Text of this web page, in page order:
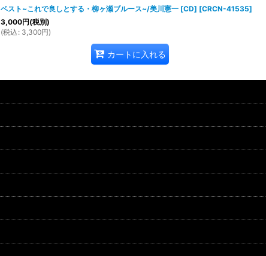
ベスト~これで良しとする・柳ヶ瀬ブルース~/美川憲一 [CD] [CRCN-41535]
3,000円(税別)
(税込 : 3,300円)
カートに入れる